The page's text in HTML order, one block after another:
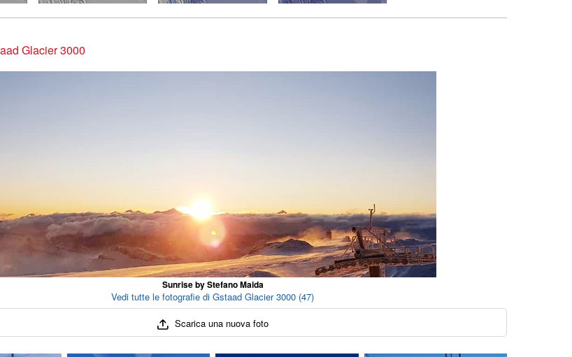
Glacier 3000
Sunrise by Stefano Maida
Vedi tutte le fotografie di Gstaad Glacier 3000 (47)
Scarica una nuova foto